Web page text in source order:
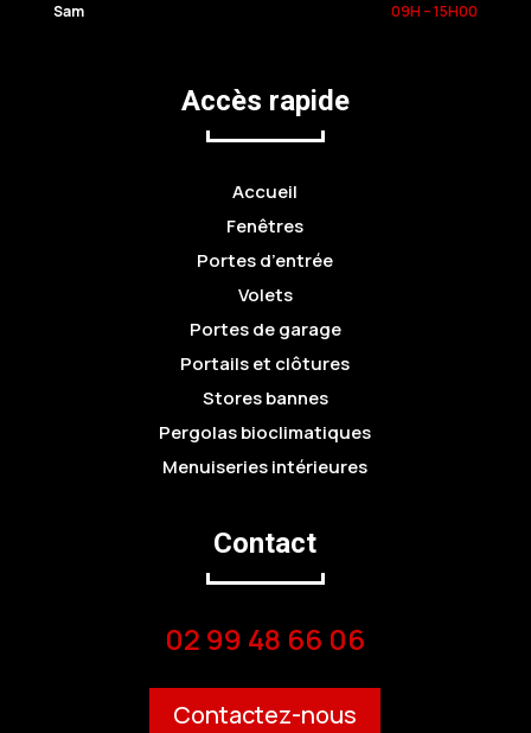
Sam 09H – 15H00
Accès rapide
Accueil
Fenêtres
Portes d’entrée
Volets
Portes de garage
Portails et clôtures
Stores bannes
Pergolas bioclimatiques
Menuiseries intérieures
Contact
02 99 48 66 06
Contactez-nous